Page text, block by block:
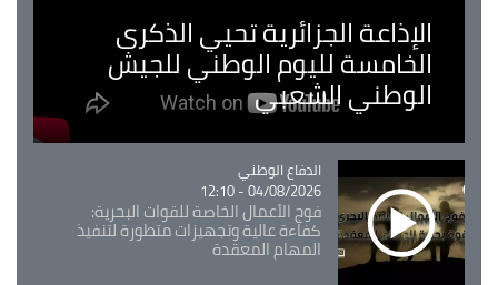
الإذاعة الجزائرية تحيي الذكرى
الخامسة لليوم الوطني للجيش
الوطني الشعبي
Catégorie
الدفاع الوطني
04/08/2026 - 12:10
فوج الأعمال الخاصة للقوات البحرية:
كفاءة عالية وتجهيزات متطورة لتنفيذ
المهام المعقدة